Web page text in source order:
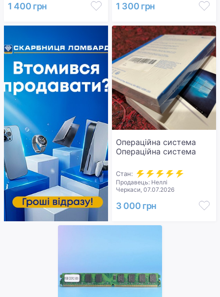
1 400 грн 1 300 грн
Операційна система
Операційна система
Стан:
Продавець: Неллі
Черкаси, 07.07.2026
3 000 грн